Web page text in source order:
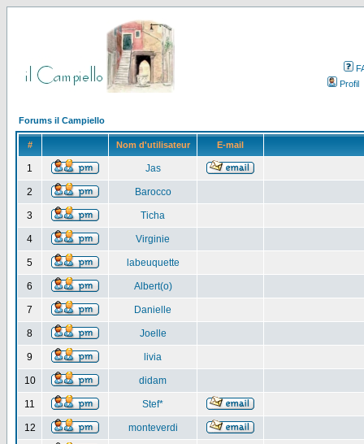
Profil
Forums il Campiello
# Nom d'utilisateur E-mail
1 Jas
2 Barocco
3 Ticha
4 Virginie
5 labeuquette
6 Albert(o)
7 Danielle
8 Joelle
9 livia
10 didam
11 Stef*
12 monteverdi